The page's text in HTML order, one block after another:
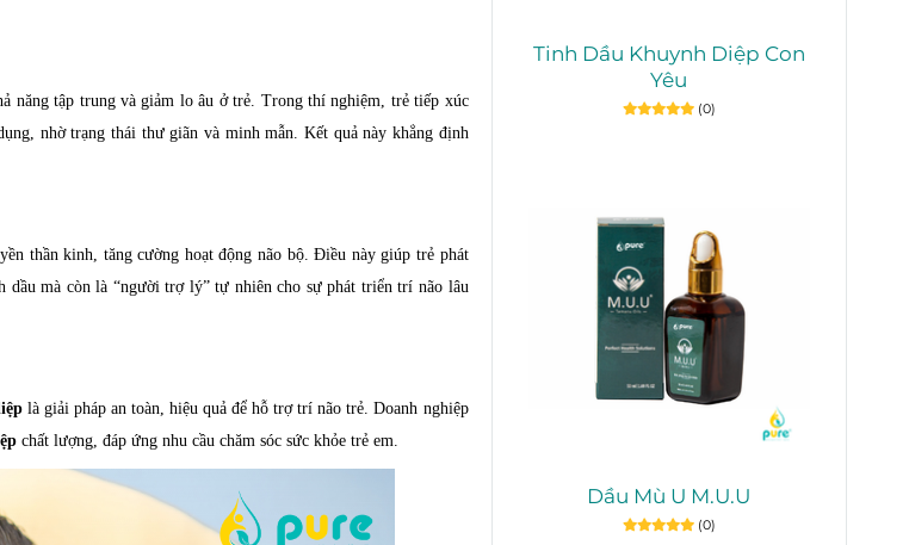
năng tập trung và giảm lo âu ở trẻ. Trong thí nghiệm, trẻ tiếp xúc
nhờ trạng thái thư giãn và minh mẫn. Kết quả này khẳng định
thần kinh, tăng cường hoạt động não bộ. Điều này giúp trẻ phát
mà còn là “người trợ lý” tự nhiên cho sự phát triển trí não lâu
là giải pháp an toàn, hiệu quả để hỗ trợ trí não trẻ. Doanh nghiệp
chất lượng, đáp ứng nhu cầu chăm sóc sức khỏe trẻ em.
Tinh Dầu Khuynh Diệp Con
Yêu
(0)
Dầu Mù U M.U.U
(0)